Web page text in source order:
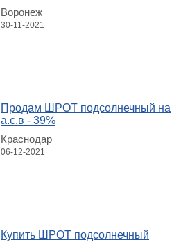
Воронеж
30-11-2021
Продам ШРОТ подсолнечный на
а.с.в - 39%
Краснодар
06-12-2021
Купить ШРОТ подсолнечный